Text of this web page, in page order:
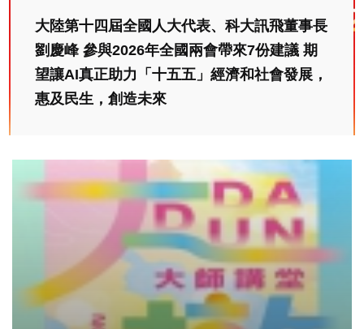
大陸第十四屆全國人大代表、科大訊飛董事長
劉慶峰 參與2026年全國兩會帶來7份建議 期
望讓AI真正助力「十五五」經濟和社會發展，
惠及民生，創造未來